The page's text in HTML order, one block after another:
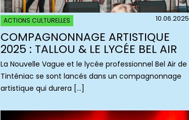
ACTIONS CULTURELLES 10.06.2025
COMPAGNONNAGE ARTISTIQUE
2025 : TALLOU & LE LYCÉE BEL AIR
La Nouvelle Vague et le lycée professionnel Bel Air de
Tinténiac se sont lancés dans un compagnonnage
artistique qui durera […]